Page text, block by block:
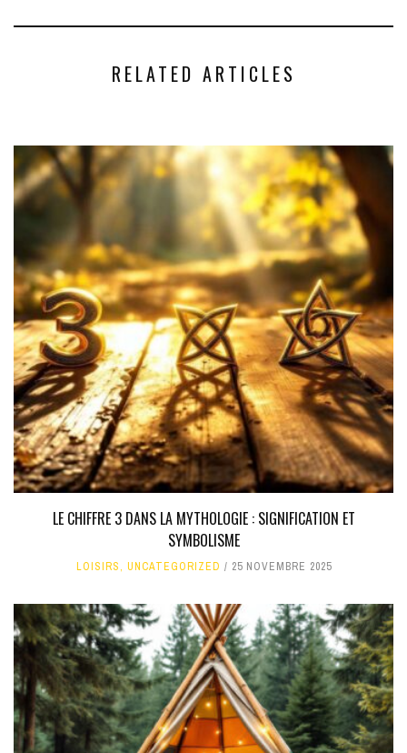
RELATED ARTICLES
LE CHIFFRE 3 DANS LA MYTHOLOGIE : SIGNIFICATION ET
SYMBOLISME
LOISIRS, UNCATEGORIZED 25 NOVEMBRE 2025